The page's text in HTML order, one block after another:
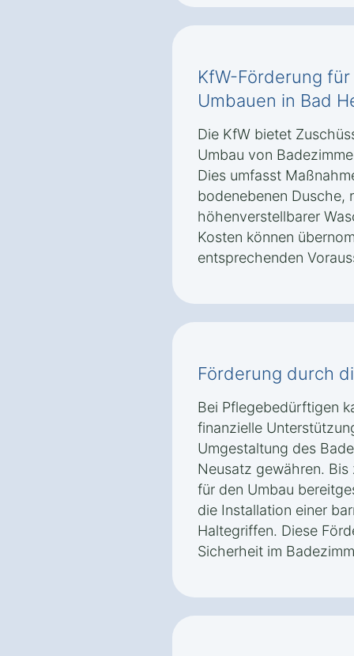
KfW-Förderung
Umbauen in Bad
Die KfW bietet
Umbau von
Dies umfasst
bodenebenen Dusche,
höhenverstellbarer
Kosten können
entsprechenden
Förderung durch
Bei Pflegebedürftigen
finanzielle
Umgestaltung des
Neusatz gewähren.
für den Umbau
die Installation einer
Haltegriffen. Diese
Sicherheit im